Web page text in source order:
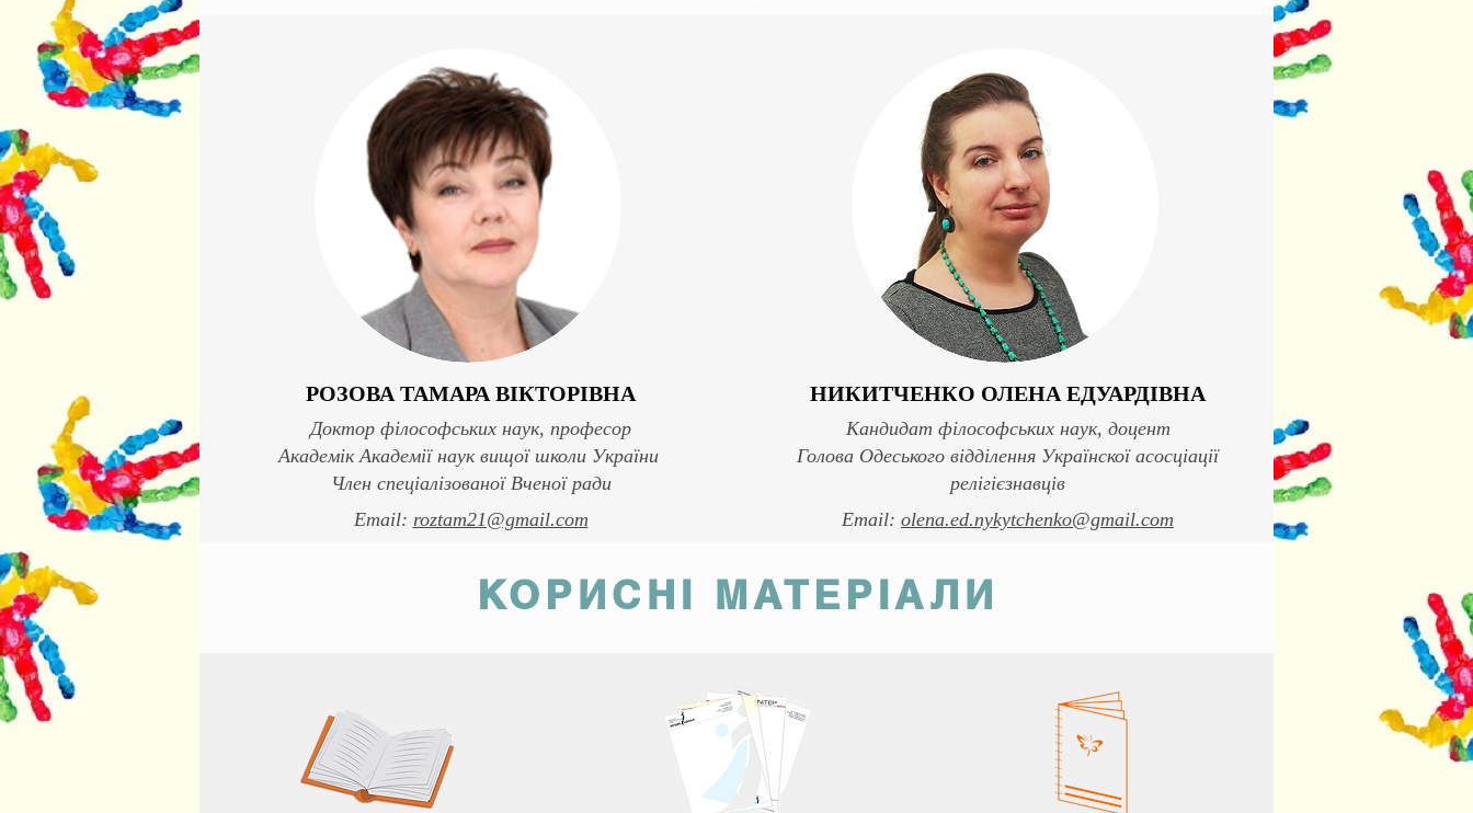
РОЗОВА ТАМАРА ВІКТОРІВНА
Доктор філософських наук, професор
Академік Академії наук вищої школи України
Член спеціалізованої Вченої ради
Email: roztam21@gmail.com
НИКИТЧЕНКО ОЛЕНА ЕДУАРДІВНА
Кандидат філософських наук, доцент
Голова Одеського відділення Українскої асосціації
релігієзнавців
Email: olena.ed.nykytchenko@gmail.com
КОРИСНІ МАТЕРІАЛИ